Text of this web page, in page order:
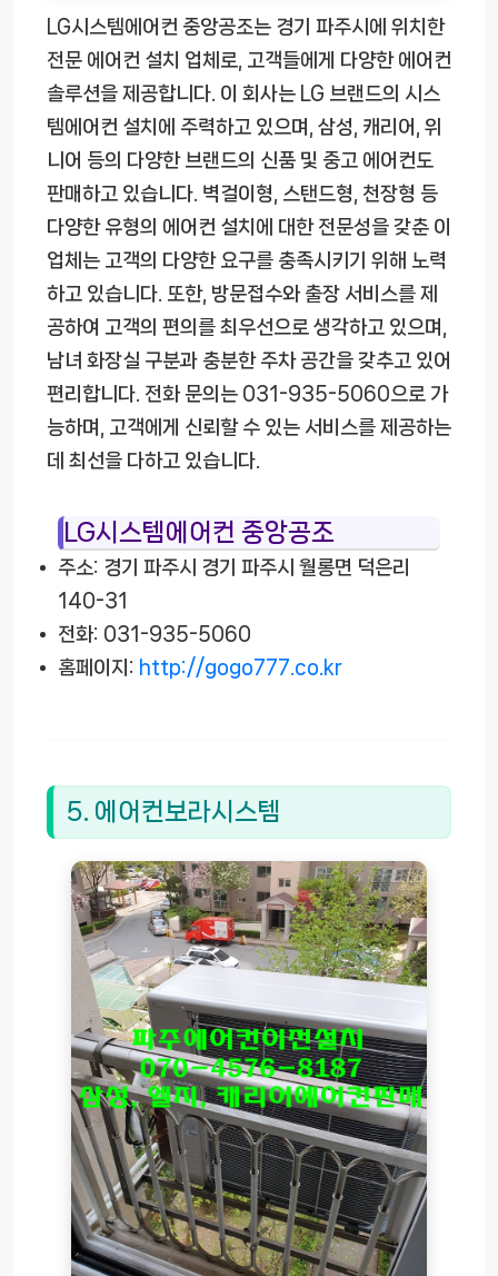
LG시스템에어컨 중앙공조는 경기 파주시에 위치한
전문 에어컨 설치 업체로, 고객들에게 다양한 에어컨
솔루션을 제공합니다. 이 회사는 LG 브랜드의 시스
템에어컨 설치에 주력하고 있으며, 삼성, 캐리어, 위
니어 등의 다양한 브랜드의 신품 및 중고 에어컨도
판매하고 있습니다. 벽걸이형, 스탠드형, 천장형 등
다양한 유형의 에어컨 설치에 대한 전문성을 갖춘 이
업체는 고객의 다양한 요구를 충족시키기 위해 노력
하고 있습니다. 또한, 방문접수와 출장 서비스를 제
공하여 고객의 편의를 최우선으로 생각하고 있으며,
남녀 화장실 구분과 충분한 주차 공간을 갖추고 있어
편리합니다. 전화 문의는 031-935-5060으로 가
능하며, 고객에게 신뢰할 수 있는 서비스를 제공하는
데 최선을 다하고 있습니다.
LG시스템에어컨 중앙공조
주소: 경기 파주시 경기 파주시 월롱면 덕은리
140-31
전화: 031-935-5060
홈페이지: http://gogo777.co.kr
5. 에어컨보라시스템